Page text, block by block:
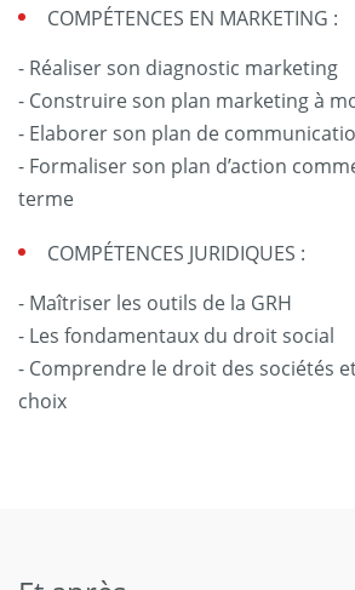
COMPÉTENCES EN MARKETING :
- Réaliser son diagnostic marketing
- Construire son plan marketing à
- Elaborer son plan de
- Formaliser son plan d’action
terme
COMPÉTENCES JURIDIQUES :
- Maîtriser les outils de la GRH
- Les fondamentaux du droit social
- Comprendre le droit des sociétés
choix